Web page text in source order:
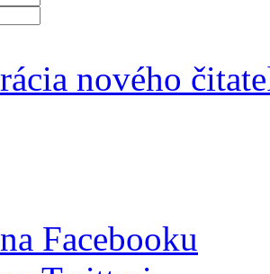
nového
Facebooku